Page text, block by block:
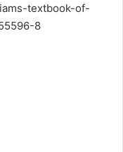
textbook-of-
8